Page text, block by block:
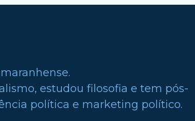
estudou filosofia e tem pós-
política e marketing político.